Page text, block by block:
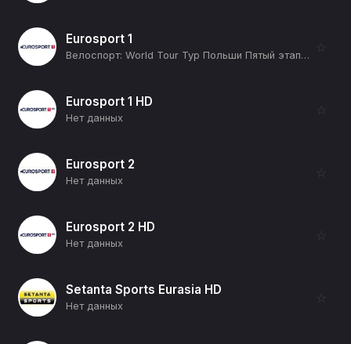
Eurosport 1
Велоспорт: World Tour Тур Польши Пятый этап Men (12+)
☆
Eurosport 1 HD
Нет данных
☆
Eurosport 2
Нет данных
☆
Eurosport 2 HD
Нет данных
☆
Setanta Sports Eurasia HD
Нет данных
☆